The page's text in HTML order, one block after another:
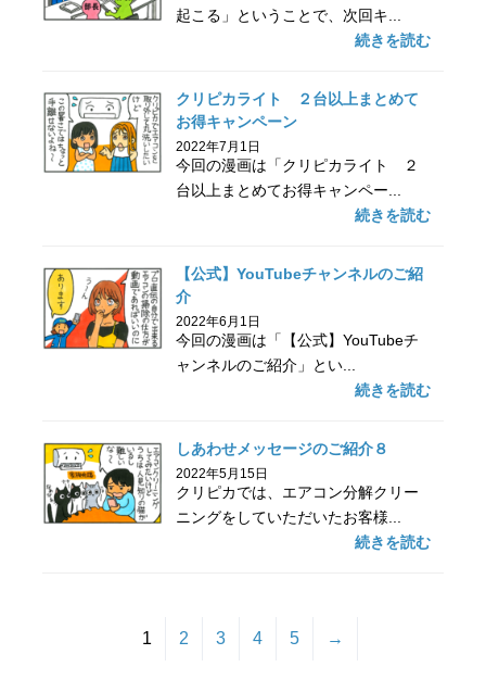
起こる」ということで、次回キ...
続きを読む
クリピカライト ２台以上まとめて
お得キャンペーン
2022年7月1日
今回の漫画は「クリピカライト ２
台以上まとめてお得キャンペー...
続きを読む
【公式】YouTubeチャンネルのご紹
介
2022年6月1日
今回の漫画は「【公式】YouTubeチ
ャンネルのご紹介」とい...
続きを読む
しあわせメッセージのご紹介８
2022年5月15日
クリピカでは、エアコン分解クリー
ニングをしていただいたお客様...
続きを読む
1 2 3 4 5 →